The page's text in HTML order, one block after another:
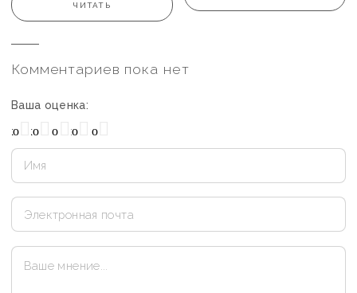
ЧИТАТЬ
Комментариев пока нет
Ваша оценка:
Отлично
Хорошо
Плохо